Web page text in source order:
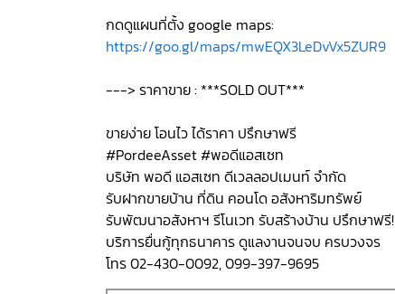
กดดูแผนที่ตั้ง google maps:
https://goo.gl/maps/mwEQX3LeDvVx5ZUR9
---> ราคาขาย : ***SOLD OUT***
ขายง่าย โอนไว ได้ราคา ปรึกษาฟรี
#PordeeAsset #พอดีแอสเซท
บริษัท พอดี แอสเซท ดีเวลลอปเมนท์ จำกัด
รับฝากขายบ้าน ที่ดิน คอนโด อสังหาริมทรัพย์
รับพัฒนาอสังหาฯ รีโนเวท รับสร้างบ้าน ปรึกษาฟรี!
บริการยื่นกู้ทุกธนาคาร ดูแลงานจนจบ ครบวงจร
โทร 02-430-0092, 099-397-9695